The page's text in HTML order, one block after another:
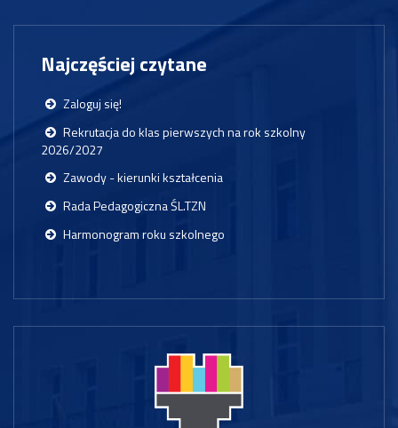
Najczęściej czytane
Zaloguj się!
Rekrutacja do klas pierwszych na rok szkolny
2026/2027
Zawody - kierunki kształcenia
Rada Pedagogiczna ŚL.TZN
Harmonogram roku szkolnego